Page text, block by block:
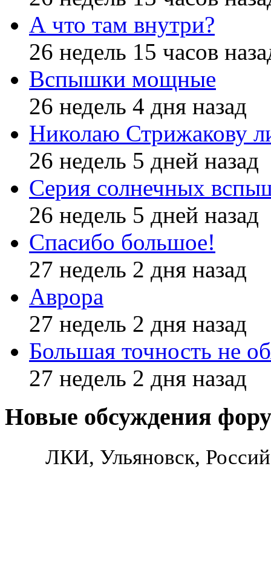
А что там внутри?
26 недель 15 часов
Вспышки мощные
26 недель 4 дня назад
Николаю Стрижакову
26 недель 5 дней назад
Серия солнечных
26 недель 5 дней назад
Спасибо большое!
27 недель 2 дня назад
Аврора
27 недель 2 дня назад
Большая точность не
27 недель 2 дня назад
Новые обсуждения
ЛКИ, Ульяновск,